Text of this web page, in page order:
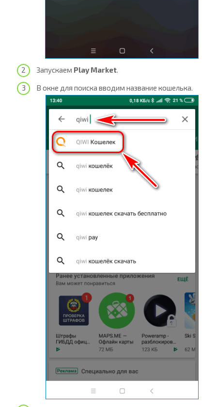
Запускаем Play Market
В окне для поиска вводим название кошелька.